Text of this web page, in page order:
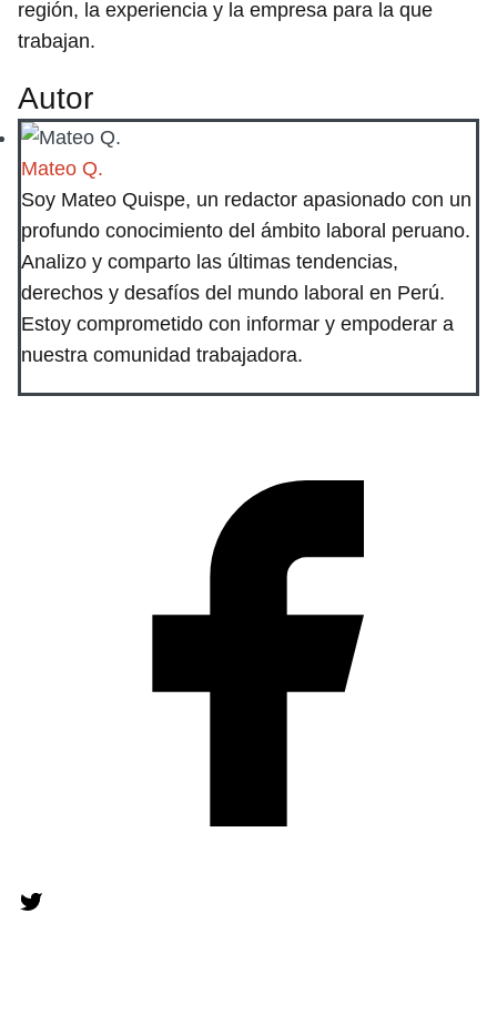
región, la experiencia y la empresa para la que
trabajan.
Autor
Mateo Q.
Soy Mateo Quispe, un redactor apasionado con un
profundo conocimiento del ámbito laboral peruano.
Analizo y comparto las últimas tendencias,
derechos y desafíos del mundo laboral en Perú.
Estoy comprometido con informar y empoderar a
nuestra comunidad trabajadora.